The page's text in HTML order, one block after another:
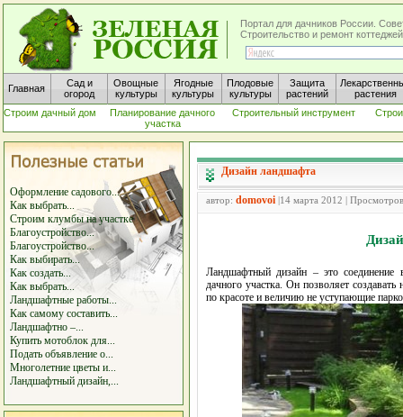
Портал для дачников России.
Строительство и ремонт
Главная
Сад и
огород
Овощные
культуры
Ягодные
культуры
Плодовые
культуры
Защита
растений
растения
Строим дачный дом
Планирование дачного
участка
Строительный инструмент
Оформление садового...
Как выбрать...
Строим клумбы на участке
Благоустройство...
Благоустройство...
Как выбирать...
Как создать...
Как выбрать...
Ландшафтные работы...
Как самому составить...
Ландшафтно –...
Купить мотоблок для...
Подать объявление о...
Многолетние цветы и...
Ландшафтный дизайн,...
Дизайн ландшафта
автор: domovoi |14 марта 2012 |
Ландшафтный дизайн – это
дачного участка. Он позволяет
по красоте и величию не уступающие